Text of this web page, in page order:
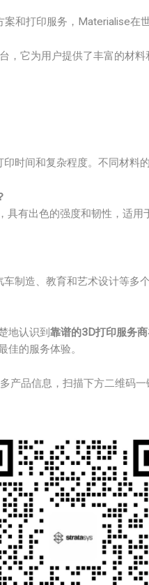
案和打印服务，Materialise在
，它为用户提供了丰富的材
时间和复杂程度。不同材料
，具有出色的强度和韧性，适
制造、教育和艺术设计等多
地认识到 靠谱的3D打印服务商
佳的服务体验。
产品信息，扫描下方二维码一